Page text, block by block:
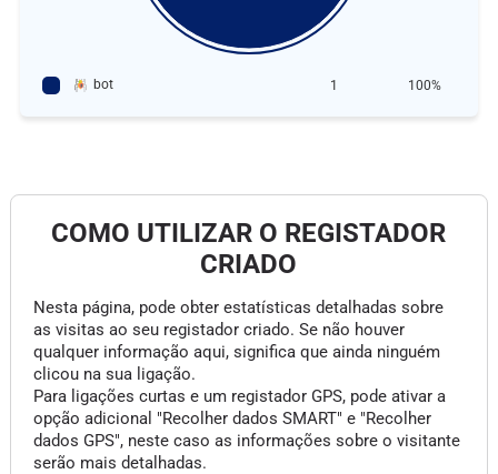
bot 1 100%
COMO UTILIZAR O REGISTADOR
CRIADO
Nesta página, pode obter estatísticas detalhadas sobre
as visitas ao seu registador criado. Se não houver
qualquer informação aqui, significa que ainda ninguém
clicou na sua ligação.
Para ligações curtas e um registador GPS, pode ativar a
opção adicional "Recolher dados SMART" e "Recolher
dados GPS", neste caso as informações sobre o visitante
serão mais detalhadas.